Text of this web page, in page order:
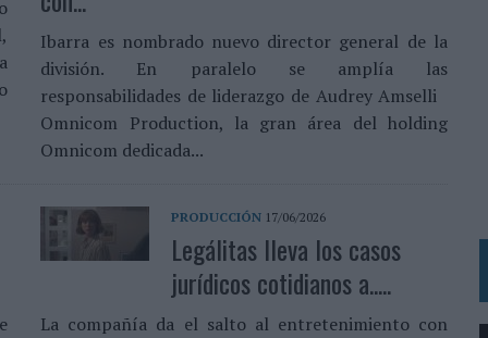
MARCAS
IA
A PRUEBA LA CREATIVIDAD DE LAS MARCAS
LA INFANCIA EN SU ESTRATEGIA
COMERCIAL GLOBAL
INSPIRADA EN CORNETTO, CALIPPO Y SOLERO
Ibarra es nombrado nuevo director general de la
división. En paralelo se amplía las
responsabilidades de liderazgo de Audrey Amselli
Omnicom Production, la gran área del holding
Omnicom dedicada...
PRODUCCIÓN 17/06/2026
Legálitas lleva los casos
jurídicos cotidianos a.....
La compañía da el salto al entretenimiento con